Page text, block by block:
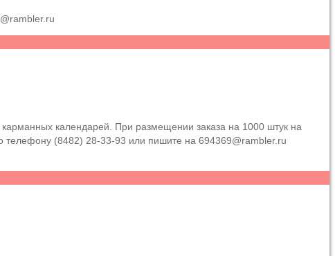
календарей. При размещении заказа на 1000 штук на
(8482) 28-33-93 или пишите на 694369@rambler.ru